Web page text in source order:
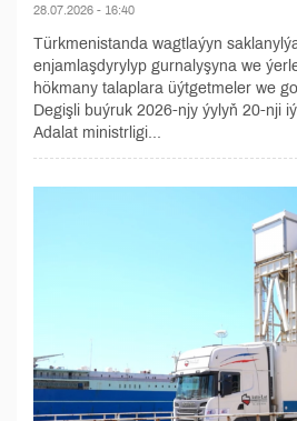
28.07.2026 - 16:40
Türkmenistanda wagtlaýyn
enjamlaşdyrylyp gurnalyşyna we
hökmany talaplara üýtgetmeler we
Degişli buýruk 2026-njy ýylyň 20-nji
Adalat ministrligi...